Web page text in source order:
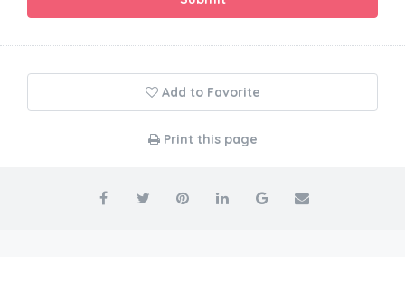
Add to Favorite
Print this page